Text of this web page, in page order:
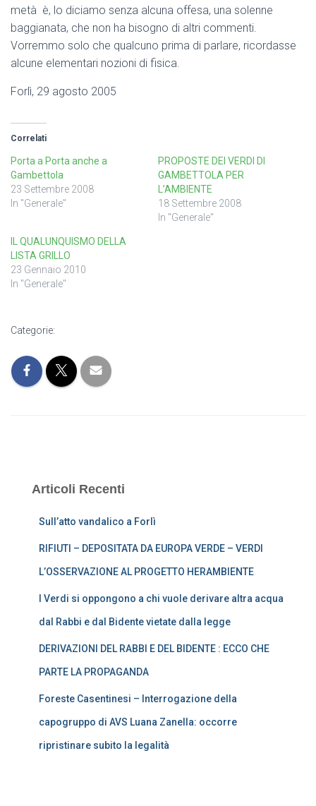
metà è, lo diciamo senza alcuna offesa, una solenne
baggianata, che non ha bisogno di altri commenti.
Vorremmo solo che qualcuno prima di parlare, ricordasse
alcune elementari nozioni di fisica.
Forlì, 29 agosto 2005
Correlati
Porta a Porta anche a
Gambettola
23 Settembre 2008
In "Generale"
PROPOSTE DEI VERDI DI
GAMBETTOLA PER
L’AMBIENTE
18 Settembre 2008
In "Generale"
IL QUALUNQUISMO DELLA
LISTA GRILLO
23 Gennaio 2010
In "Generale"
Categorie:
Articoli Recenti
Sull’atto vandalico a Forlì
RIFIUTI – DEPOSITATA DA EUROPA VERDE – VERDI
L’OSSERVAZIONE AL PROGETTO HERAMBIENTE
I Verdi si oppongono a chi vuole derivare altra acqua
dal Rabbi e dal Bidente vietate dalla legge
DERIVAZIONI DEL RABBI E DEL BIDENTE : ECCO CHE
PARTE LA PROPAGANDA
Foreste Casentinesi – Interrogazione della
capogruppo di AVS Luana Zanella: occorre
ripristinare subito la legalità